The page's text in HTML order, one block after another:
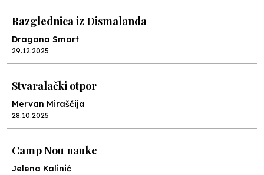
Razglednica iz Dismalanda
Dragana Smart
29.12.2025
Stvaralački otpor
Mervan Miraščija
28.10.2025
Camp Nou nauke
Jelena Kalinić